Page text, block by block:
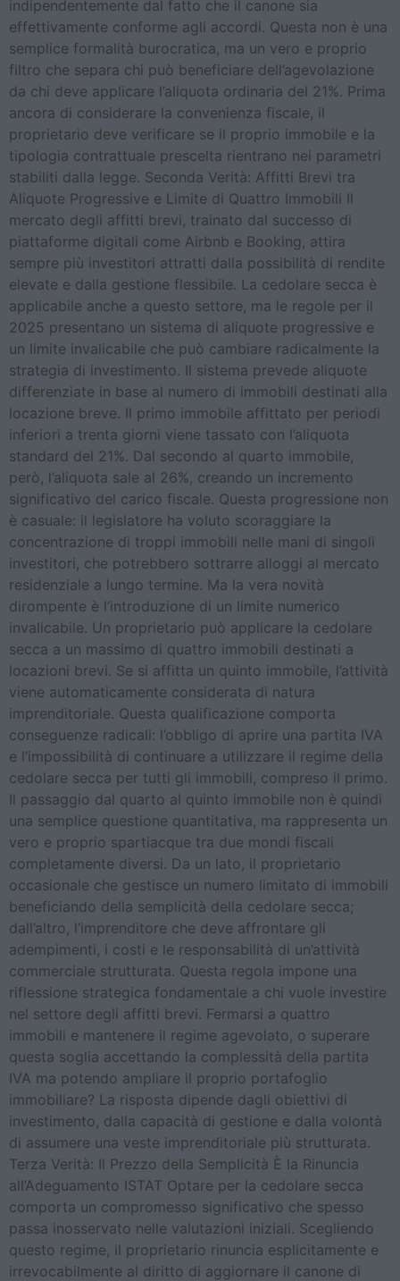
indipendentemente dal fatto che il canone sia
effettivamente conforme agli accordi. Questa non è una
semplice formalità burocratica, ma un vero e proprio
filtro che separa chi può beneficiare dell’agevolazione
da chi deve applicare l’aliquota ordinaria del 21%. Prima
ancora di considerare la convenienza fiscale, il
proprietario deve verificare se il proprio immobile e la
tipologia contrattuale prescelta rientrano nei parametri
stabiliti dalla legge. Seconda Verità: Affitti Brevi tra
Aliquote Progressive e Limite di Quattro Immobili Il
mercato degli affitti brevi, trainato dal successo di
piattaforme digitali come Airbnb e Booking, attira
sempre più investitori attratti dalla possibilità di rendite
elevate e dalla gestione flessibile. La cedolare secca è
applicabile anche a questo settore, ma le regole per il
2025 presentano un sistema di aliquote progressive e
un limite invalicabile che può cambiare radicalmente la
strategia di investimento. Il sistema prevede aliquote
differenziate in base al numero di immobili destinati alla
locazione breve. Il primo immobile affittato per periodi
inferiori a trenta giorni viene tassato con l’aliquota
standard del 21%. Dal secondo al quarto immobile,
però, l’aliquota sale al 26%, creando un incremento
significativo del carico fiscale. Questa progressione non
è casuale: il legislatore ha voluto scoraggiare la
concentrazione di troppi immobili nelle mani di singoli
investitori, che potrebbero sottrarre alloggi al mercato
residenziale a lungo termine. Ma la vera novità
dirompente è l’introduzione di un limite numerico
invalicabile. Un proprietario può applicare la cedolare
secca a un massimo di quattro immobili destinati a
locazioni brevi. Se si affitta un quinto immobile, l’attività
viene automaticamente considerata di natura
imprenditoriale. Questa qualificazione comporta
conseguenze radicali: l’obbligo di aprire una partita IVA
e l’impossibilità di continuare a utilizzare il regime della
cedolare secca per tutti gli immobili, compreso il primo.
Il passaggio dal quarto al quinto immobile non è quindi
una semplice questione quantitativa, ma rappresenta un
vero e proprio spartiacque tra due mondi fiscali
completamente diversi. Da un lato, il proprietario
occasionale che gestisce un numero limitato di immobili
beneficiando della semplicità della cedolare secca;
dall’altro, l’imprenditore che deve affrontare gli
adempimenti, i costi e le responsabilità di un’attività
commerciale strutturata. Questa regola impone una
riflessione strategica fondamentale a chi vuole investire
nel settore degli affitti brevi. Fermarsi a quattro
immobili e mantenere il regime agevolato, o superare
questa soglia accettando la complessità della partita
IVA ma potendo ampliare il proprio portafoglio
immobiliare? La risposta dipende dagli obiettivi di
investimento, dalla capacità di gestione e dalla volontà
di assumere una veste imprenditoriale più strutturata.
Terza Verità: Il Prezzo della Semplicità È la Rinuncia
all’Adeguamento ISTAT Optare per la cedolare secca
comporta un compromesso significativo che spesso
passa inosservato nelle valutazioni iniziali. Scegliendo
questo regime, il proprietario rinuncia esplicitamente e
irrevocabilmente al diritto di aggiornare il canone di